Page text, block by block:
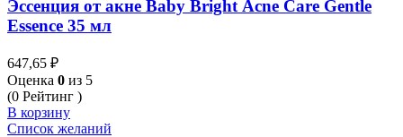
Эссенция от акне Baby Bright Acne Care Gentle
Essence 35 мл
647,65 ₽
Оценка 0 из 5
(0 Рейтинг )
В корзину
Список желаний